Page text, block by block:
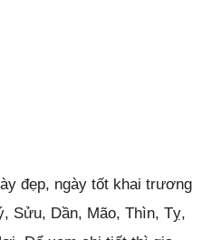
đẹp, ngày tốt khai trương
Sửu, Dần, Mão, Thìn, Tỵ,